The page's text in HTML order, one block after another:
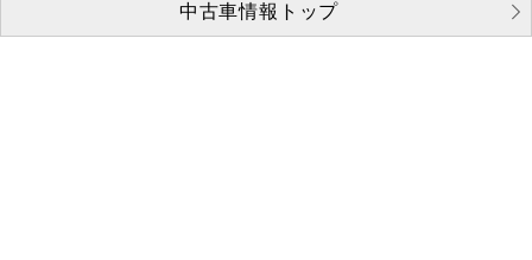
中古車情報トップ